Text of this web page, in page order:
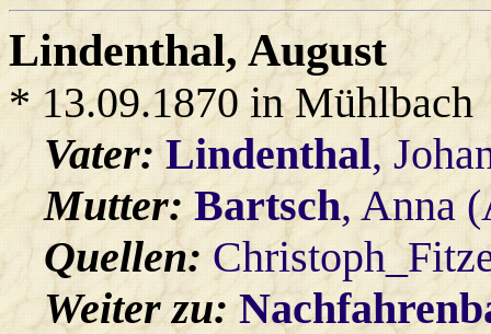
Lindenthal, August
* 13.09.1870 in Mühlbach
Vater:Lindenthal,
Mutter:Bartsch, Anna
Quellen:
Weiter zu: